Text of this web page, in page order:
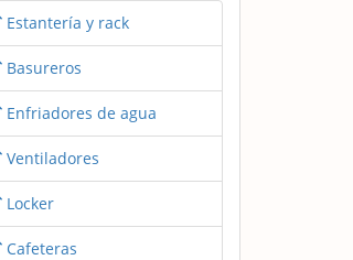
Estantería y rack
Basureros
Enfriadores de agua
Ventiladores
Locker
Cafeteras